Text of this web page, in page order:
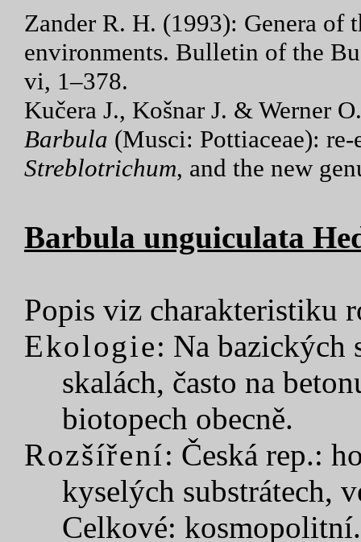
Zander R. H. (1993): Genera of
environments. Bulletin of the
vi, 1–378.
Kučera J., Košnar J. & Werner
Barbula (Musci: Pottiaceae):
Streblotrichum, and the new
Barbula unguiculata
Popis viz charakteristiku
Ekologie: Na bazických
skalách, často na
biotopech obecně.
Rozšíření: Česká rep.:
kyselých substrátech,
Celkové: kosmopolitní.